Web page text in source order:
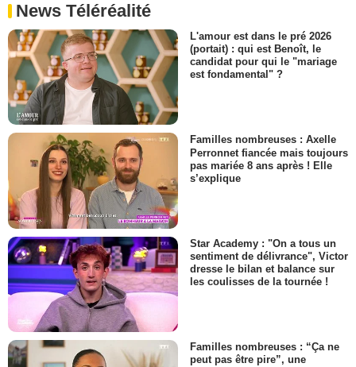
News Téléréalité
L'amour est dans le pré 2026
(portait) : qui est Benoît, le
candidat pour qui le "mariage
est fondamental" ?
Familles nombreuses : Axelle
Perronnet fiancée mais toujours
pas mariée 8 ans après ! Elle
s’explique
Star Academy : "On a tous un
sentiment de délivrance", Victor
dresse le bilan et balance sur
les coulisses de la tournée !
Familles nombreuses : “Ça ne
peut pas être pire”, une